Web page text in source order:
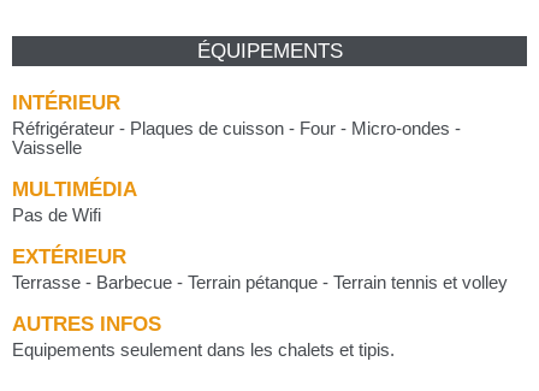
ÉQUIPEMENTS
INTÉRIEUR
Réfrigérateur - Plaques de cuisson - Four - Micro-ondes -
Vaisselle
MULTIMÉDIA
Pas de Wifi
EXTÉRIEUR
Terrasse - Barbecue - Terrain pétanque - Terrain tennis et volley
AUTRES INFOS
Equipements seulement dans les chalets et tipis.